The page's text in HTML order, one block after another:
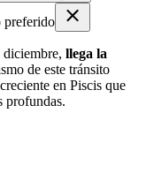
preferido
diciembre, llega la
de este tránsito
en Piscis que
profundas.